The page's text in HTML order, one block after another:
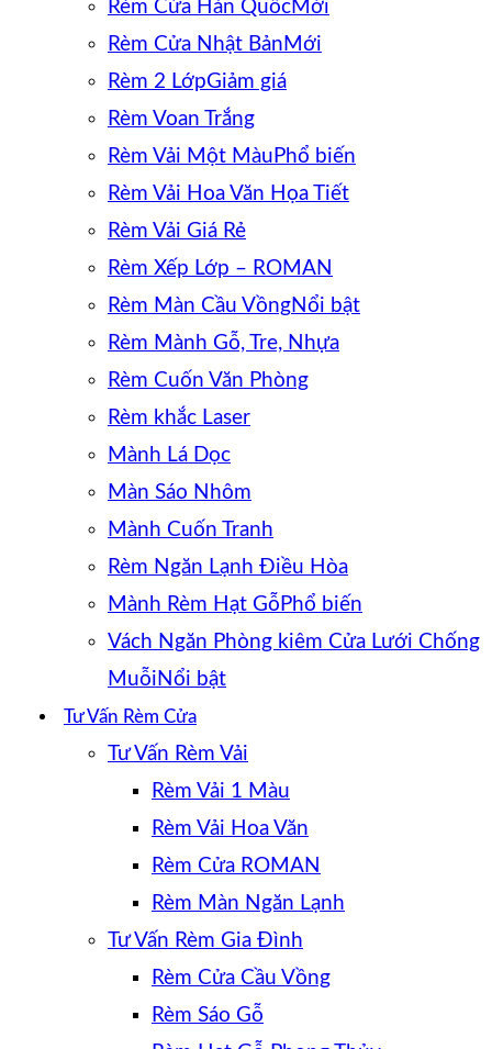
Rèm Cửa Hàn Quốc
Rèm Cửa Nhật Bản
Rèm 2 Lớp
Rèm Voan Trắng
Rèm Vải Một Màu
Rèm Vải Hoa Văn Họa Tiết
Rèm Vải Giá Rẻ
Rèm Xếp Lớp – ROMAN
Rèm Màn Cầu Vồng
Rèm Mành Gỗ, Tre, Nhựa
Rèm Cuốn Văn Phòng
Rèm khắc Laser
Mành Lá Dọc
Màn Sáo Nhôm
Mành Cuốn Tranh
Rèm Ngăn Lạnh Điều Hòa
Mành Rèm Hạt Gỗ
Vách Ngăn Phòng kiêm Cửa Lưới Chống
Muỗi
Tư Vấn Rèm Cửa
Tư Vấn Rèm Vải
Rèm Vải 1 Màu
Rèm Vải Hoa Văn
Rèm Cửa ROMAN
Rèm Màn Ngăn Lạnh
Tư Vấn Rèm Gia Đình
Rèm Cửa Cầu Vồng
Rèm Sáo Gỗ